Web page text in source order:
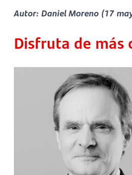
Autor: Daniel Moreno (17
Disfruta de más